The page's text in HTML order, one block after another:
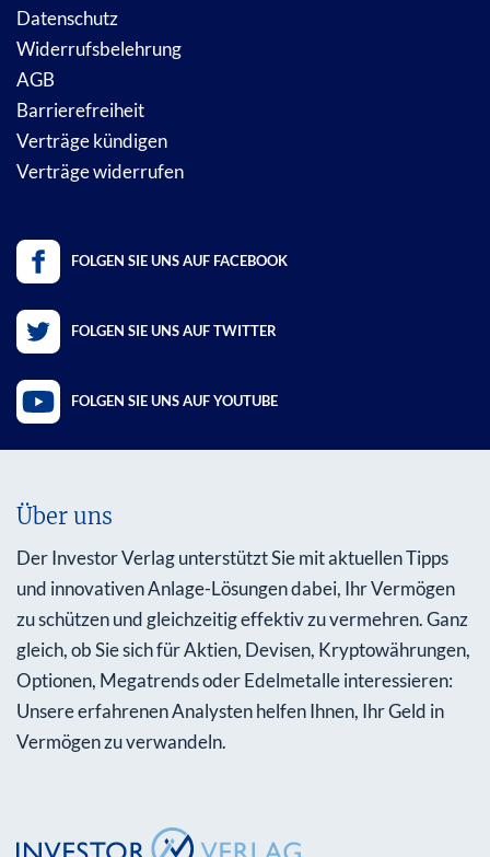
Datenschutz
Widerrufsbelehrung
AGB
Barrierefreiheit
Verträge kündigen
Verträge widerrufen
FOLGEN SIE UNS AUF FACEBOOK
FOLGEN SIE UNS AUF TWITTER
FOLGEN SIE UNS AUF YOUTUBE
Über uns
Der Investor Verlag unterstützt Sie mit aktuellen Tipps
und innovativen Anlage-Lösungen dabei, Ihr Vermögen
zu schützen und gleichzeitig effektiv zu vermehren. Ganz
gleich, ob Sie sich für Aktien, Devisen, Kryptowährungen,
Optionen, Megatrends oder Edelmetalle interessieren:
Unsere erfahrenen Analysten helfen Ihnen, Ihr Geld in
Vermögen zu verwandeln.